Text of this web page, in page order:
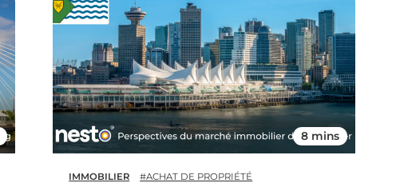
8 mins
IMMOBILIER #ACHAT DE PROPRIÉTÉ